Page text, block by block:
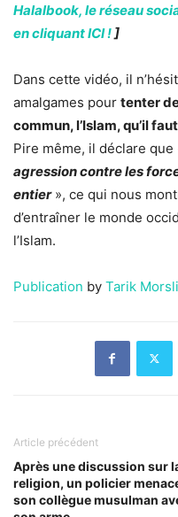
Halalbook, le réseau
en cliquant ICI ! ]
Dans cette vidéo, il
amalgames pour tenter
commun, l’Islam, qu’il
Pire même, il déclare que
agression contre les
entier », ce qui nous
d’entraîner le monde
l’Islam.
Publication by Tarik Morsli
Article précédent
Après une discussion sur
religion, un policier
son collègue musulman